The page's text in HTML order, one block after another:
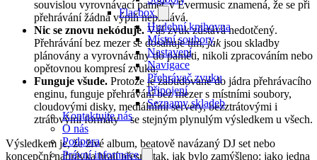
Flacbox
Hudební knihovna
Místní soubory
Nastavení
Navigace
Přehrávač zvuku
Připojení
Seznamy skladeb
Kontaktujte nás
O nás
Podpora
Právní informace
souvislou vyrovnávací paměť v Evermusic znamená, že se při
přehrávání žádná výplň nepřidává.
Nic se znovu nekóduje. Váš zvuk zůstává nedotčený.
Přehrávání bez mezer se dosahuje tím,jakjsou skladby
plánovány a vyrovnávány do paměti, nikoli zpracováním nebo
opětovnou kompresí zvuku.
Funguje všude. Protože je zabudované do jádra přehrávacího
enginu, funguje přehrávání bez mezer s místními soubory,
cloudovými disky, mediálními servery, bezztrátovými i
ztrátovými formáty – se stejným plynulým výsledkem u všech.
Výsledkem je, že živé album, beatově navázaný DJ set nebo
koncepční nahrávka hrají přesně tak, jak bylo zamýšleno: jako jedna